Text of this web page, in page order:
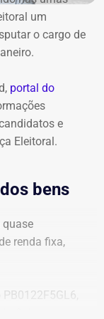
O MP ainda
milhões por
um
o cargo de
portal do
e
Eleitoral.
bens
renda fixa,